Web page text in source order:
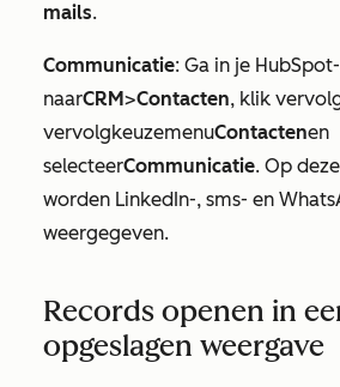
mails.
Communicatie: Ga in je
naarCRM>Contacten, klik
vervolgkeuzemenuContactenen
selecteerCommunicatie. Op
worden LinkedIn-, sms- en
weergegeven.
Records openen in
opgeslagen weergave